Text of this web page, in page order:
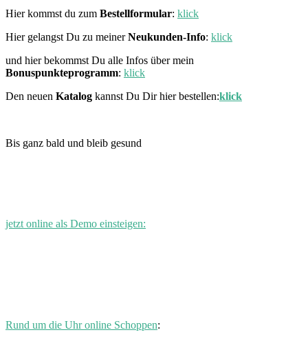
Hier kommst du zum Bestellformular: klick
Hier gelangst Du zu meinerNeukunden-Info: klick
und hier bekommst Du alle Infos über mein
Bonuspunkteprogramm: klick
Den neuen Katalog kannst Du Dir hier bestellen:klick
Bis ganz bald und bleib gesund
jetzt online als Demo einsteigen:
Rund um die Uhr online Schoppen: